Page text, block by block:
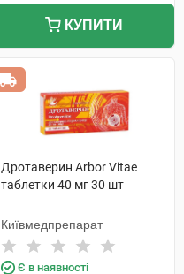
КУПИТИ
Дротаверин Arbor Vitae
таблетки 40 мг 30 шт
Київмедпрепарат
Є в наявності